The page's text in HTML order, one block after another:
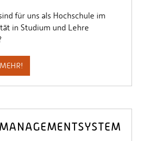
für uns als Hochschule im
in Studium und Lehre